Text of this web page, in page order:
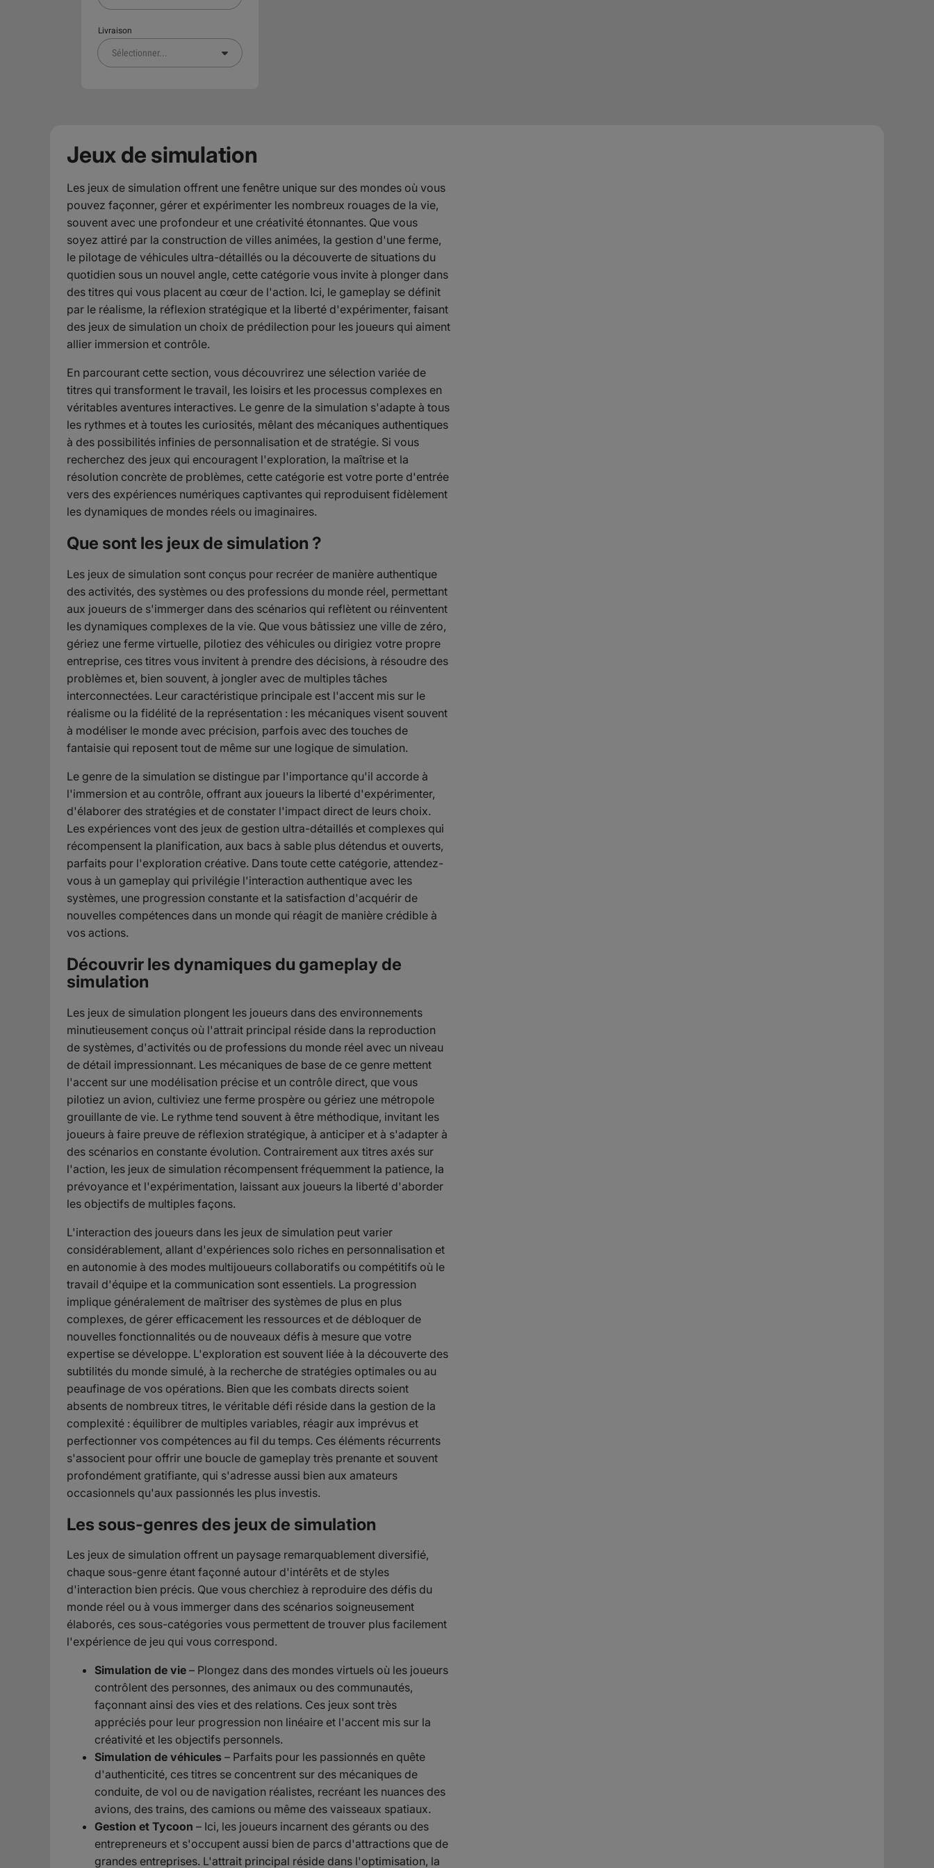
Livraison
Sélectionner...
Jeux de simulation
Les jeux de simulation offrent une fenêtre unique sur des mondes où vous
pouvez façonner, gérer et expérimenter les nombreux rouages de la vie,
souvent avec une profondeur et une créativité étonnantes. Que vous
soyez attiré par la construction de villes animées, la gestion d'une ferme,
le pilotage de véhicules ultra-détaillés ou la découverte de situations du
quotidien sous un nouvel angle, cette catégorie vous invite à plonger dans
des titres qui vous placent au cœur de l'action. Ici, le gameplay se définit
par le réalisme, la réflexion stratégique et la liberté d'expérimenter, faisant
des jeux de simulation un choix de prédilection pour les joueurs qui aiment
allier immersion et contrôle.
En parcourant cette section, vous découvrirez une sélection variée de
titres qui transforment le travail, les loisirs et les processus complexes en
véritables aventures interactives. Le genre de la simulation s'adapte à tous
les rythmes et à toutes les curiosités, mêlant des mécaniques authentiques
à des possibilités infinies de personnalisation et de stratégie. Si vous
recherchez des jeux qui encouragent l'exploration, la maîtrise et la
résolution concrète de problèmes, cette catégorie est votre porte d'entrée
vers des expériences numériques captivantes qui reproduisent fidèlement
les dynamiques de mondes réels ou imaginaires.
Que sont les jeux de simulation ?
Les jeux de simulation sont conçus pour recréer de manière authentique
des activités, des systèmes ou des professions du monde réel, permettant
aux joueurs de s'immerger dans des scénarios qui reflètent ou réinventent
les dynamiques complexes de la vie. Que vous bâtissiez une ville de zéro,
gériez une ferme virtuelle, pilotiez des véhicules ou dirigiez votre propre
entreprise, ces titres vous invitent à prendre des décisions, à résoudre des
problèmes et, bien souvent, à jongler avec de multiples tâches
interconnectées. Leur caractéristique principale est l'accent mis sur le
réalisme ou la fidélité de la représentation : les mécaniques visent souvent
à modéliser le monde avec précision, parfois avec des touches de
fantaisie qui reposent tout de même sur une logique de simulation.
Le genre de la simulation se distingue par l'importance qu'il accorde à
l'immersion et au contrôle, offrant aux joueurs la liberté d'expérimenter,
d'élaborer des stratégies et de constater l'impact direct de leurs choix.
Les expériences vont des jeux de gestion ultra-détaillés et complexes qui
récompensent la planification, aux bacs à sable plus détendus et ouverts,
parfaits pour l'exploration créative. Dans toute cette catégorie, attendez-
vous à un gameplay qui privilégie l'interaction authentique avec les
systèmes, une progression constante et la satisfaction d'acquérir de
nouvelles compétences dans un monde qui réagit de manière crédible à
vos actions.
Découvrir les dynamiques du gameplay de
simulation
Les jeux de simulation plongent les joueurs dans des environnements
minutieusement conçus où l'attrait principal réside dans la reproduction
de systèmes, d'activités ou de professions du monde réel avec un niveau
de détail impressionnant. Les mécaniques de base de ce genre mettent
l'accent sur une modélisation précise et un contrôle direct, que vous
pilotiez un avion, cultiviez une ferme prospère ou gériez une métropole
grouillante de vie. Le rythme tend souvent à être méthodique, invitant les
joueurs à faire preuve de réflexion stratégique, à anticiper et à s'adapter à
des scénarios en constante évolution. Contrairement aux titres axés sur
l'action, les jeux de simulation récompensent fréquemment la patience, la
prévoyance et l'expérimentation, laissant aux joueurs la liberté d'aborder
les objectifs de multiples façons.
L'interaction des joueurs dans les jeux de simulation peut varier
considérablement, allant d'expériences solo riches en personnalisation et
en autonomie à des modes multijoueurs collaboratifs ou compétitifs où le
travail d'équipe et la communication sont essentiels. La progression
implique généralement de maîtriser des systèmes de plus en plus
complexes, de gérer efficacement les ressources et de débloquer de
nouvelles fonctionnalités ou de nouveaux défis à mesure que votre
expertise se développe. L'exploration est souvent liée à la découverte des
subtilités du monde simulé, à la recherche de stratégies optimales ou au
peaufinage de vos opérations. Bien que les combats directs soient
absents de nombreux titres, le véritable défi réside dans la gestion de la
complexité : équilibrer de multiples variables, réagir aux imprévus et
perfectionner vos compétences au fil du temps. Ces éléments récurrents
s'associent pour offrir une boucle de gameplay très prenante et souvent
profondément gratifiante, qui s'adresse aussi bien aux amateurs
occasionnels qu'aux passionnés les plus investis.
Les sous-genres des jeux de simulation
Les jeux de simulation offrent un paysage remarquablement diversifié,
chaque sous-genre étant façonné autour d'intérêts et de styles
d'interaction bien précis. Que vous cherchiez à reproduire des défis du
monde réel ou à vous immerger dans des scénarios soigneusement
élaborés, ces sous-catégories vous permettent de trouver plus facilement
l'expérience de jeu qui vous correspond.
Simulation de vie – Plongez dans des mondes virtuels où les joueurs
contrôlent des personnes, des animaux ou des communautés,
façonnant ainsi des vies et des relations. Ces jeux sont très
appréciés pour leur progression non linéaire et l'accent mis sur la
créativité et les objectifs personnels.
Simulation de véhicules – Parfaits pour les passionnés en quête
d'authenticité, ces titres se concentrent sur des mécaniques de
conduite, de vol ou de navigation réalistes, recréant les nuances des
avions, des trains, des camions ou même des vaisseaux spatiaux.
Gestion et Tycoon – Ici, les joueurs incarnent des gérants ou des
entrepreneurs et s'occupent aussi bien de parcs d'attractions que de
grandes entreprises. L'attrait principal réside dans l'optimisation, la